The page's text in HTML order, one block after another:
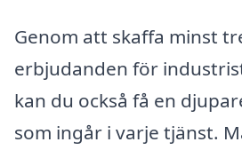
Genom att skaffa minst
erbjudanden för
kan du också få en
som ingår i varje tjänst.